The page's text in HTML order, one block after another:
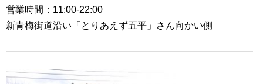
営業時間：11:00-22:00
新青梅街道沿い「とりあえず五平」さん向かい側